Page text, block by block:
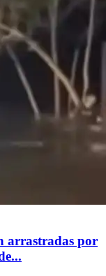
arrastradas por